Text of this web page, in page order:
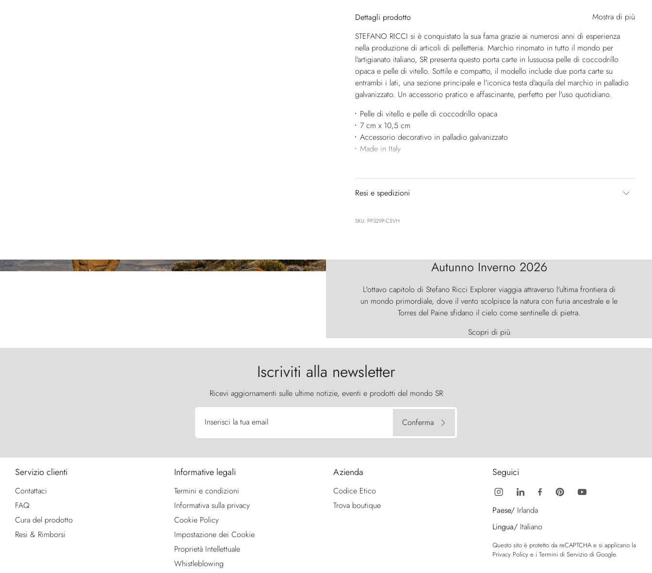
Dettagli prodotto
Mostra di più
STEFANO RICCI si è conquistato la sua fama grazie ai numerosi anni di esperienza
nella produzione di articoli di pelletteria. Marchio rinomato in tutto il mondo per
l'artigianato italiano, SR presenta questo porta carte in lussuosa pelle di coccodrillo
opaca e pelle di vitello. Sottile e compatto, il modello include due porta carte su
entrambi i lati, una sezione principale e l'iconica testa d'aquila del marchio in palladio
galvanizzato. Un accessorio pratico e affascinante, perfetto per l'uso quotidiano.
Pelle di vitello e pelle di coccodrillo opaca
7 cm x 10,5 cm
Accessorio decorativo in palladio galvanizzato
Made in Italy
Resi e spedizioni
SKU: PP329P-CSVH
Autunno Inverno 2026
L'ottavo capitolo di Stefano Ricci Explorer viaggia attraverso l'ultima frontiera di
un mondo primordiale, dove il vento scolpisce la natura con furia ancestrale e le
Torres del Paine sfidano il cielo come sentinelle di pietra.
Scopri di più
Iscriviti alla newsletter
Ricevi aggiornamenti sulle ultime notizie, eventi e prodotti del mondo SR
Inserisci la tua email Conferma
Servizio clienti
Contattaci
FAQ
Cura del prodotto
Resi & Rimborsi
Informative legali
Termini e condizioni
Informativa sulla privacy
Cookie Policy
Impostazione dei Cookie
Proprietà Intellettuale
Whistleblowing
Azienda
Codice Etico
Trova boutique
Seguici
Paese/ Irlanda
Lingua/ Italiano
Questo sito è protetto da reCAPTCHA e si applicano la
Privacy Policy e i Termini di Servizio di Google.